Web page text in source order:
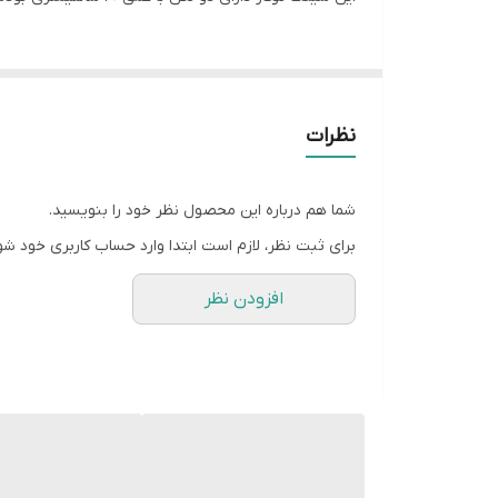
نظرات
شما هم درباره این محصول نظر خود را بنویسید.
برای ثبت نظر، لازم است ابتدا وارد حساب کاربری خود
افزودن نظر